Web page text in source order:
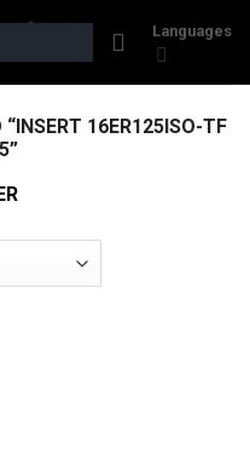
Languages
16ER125ISO-TF